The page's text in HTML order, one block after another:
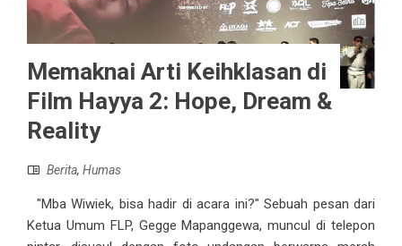
Memaknai Arti Keihklasan di
Film Hayya 2: Hope, Dream &
Reality
Berita, Humas
"Mba Wiwiek, bisa hadir di acara ini?" Sebuah pesan dari
Ketua Umum FLP, Gegge Mapanggewa, muncul di telepon